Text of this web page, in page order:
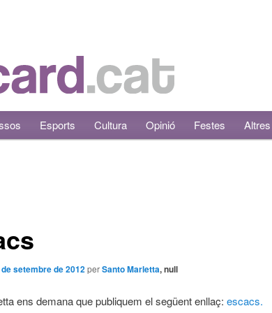
Esports Cultura Opinió Festes Altres
setembre de 2012perSanto Marletta, null
ens demana que publiquem el següent enllaç: escacs.